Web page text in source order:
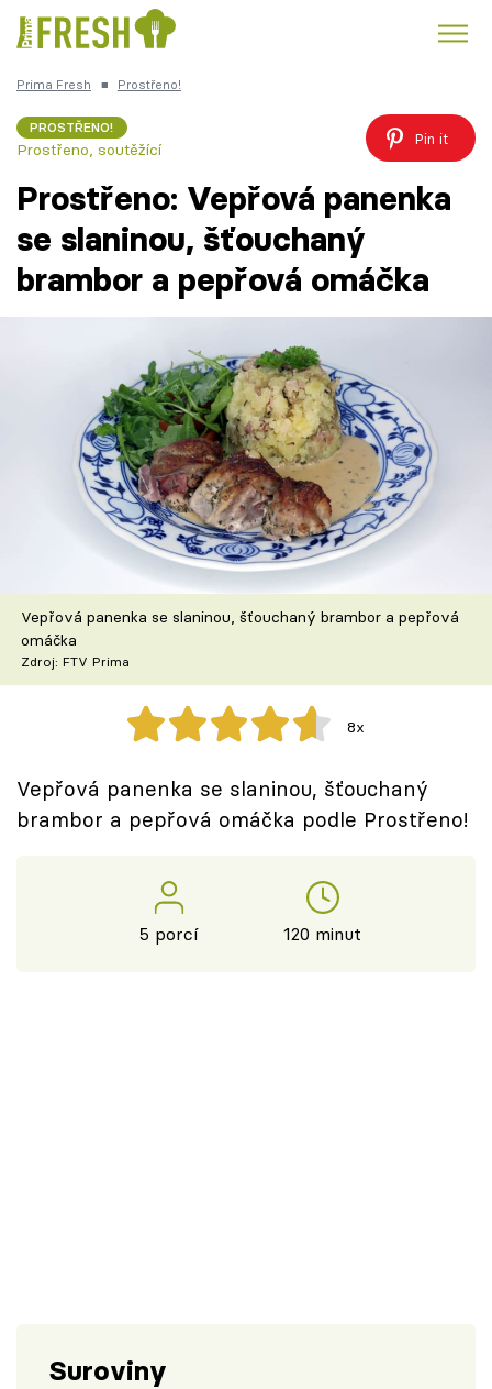
Česká kuchyně
Témata
Články
TV Program
Škola vaření
Recepty z TV
Speciál: Cuketa
Těhotnej kuchař
Sledujte prima+
Přihlášení
Prima Fresh ■ Prostřeno!
PROSTŘENO!
Prostřeno, soutěžící
Pin it
Prostřeno: Vepřová panenka
se slaninou, šťouchaný
brambor a pepřová omáčka
Vepřová panenka se slaninou, šťouchaný brambor a pepřová
omáčka
Zdroj: FTV Prima
8x
Vepřová panenka se slaninou, šťouchaný
brambor a pepřová omáčka podle Prostřeno!
5 porcí 120 minut
Suroviny